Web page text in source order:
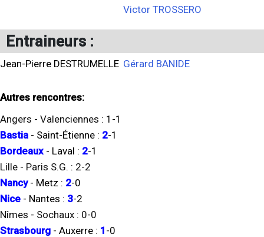
Victor TROSSERO
Entraineurs :
Jean-Pierre DESTRUMELLE Gérard BANIDE
Autres rencontres:
Angers - Valenciennes : 1 -1
Bastia - Saint-Étienne : 2-1
Bordeaux - Laval : 2-1
Lille - Paris S.G. : 2-2
Nancy- Metz : 2-0
Nice - Nantes : 3-2
Nîmes - Sochaux : 0-0
Strasbourg - Auxerre : 1 -0